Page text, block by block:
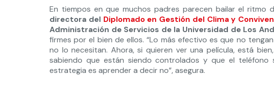
En tiempos en que muchos padres parecen bailar el ritmo
directora del Diplomado en Gestión del Clima y
Administración de Servicios de la Universidad de Los
firmes por el bien de ellos. “Lo más efectivo es que no
no lo necesitan. Ahora, si quieren ver una película, está
sabiendo que están siendo controlados y que el teléfono
estrategia es aprender a decir no”, asegura.